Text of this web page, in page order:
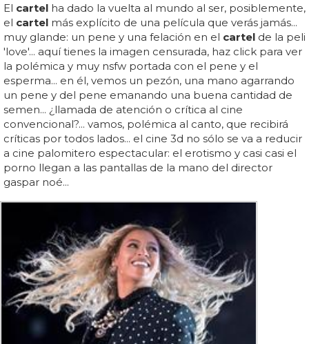
El cartel ha dado la vuelta al mundo al ser, posiblemente,
el cartel más explícito de una película que verás jamás...
muy glande: un pene y una felación en el cartel de la peli
'love'... aquí tienes la imagen censurada, haz click para ver
la polémica y muy nsfw portada con el pene y el
esperma... en él, vemos un pezón, una mano agarrando
un pene y del pene emanando una buena cantidad de
semen... ¿llamada de atención o crítica al cine
convencional?... vamos, polémica al canto, que recibirá
críticas por todos lados... el cine 3d no sólo se va a reducir
a cine palomitero espectacular: el erotismo y casi casi el
porno llegan a las pantallas de la mano del director
gaspar noé...